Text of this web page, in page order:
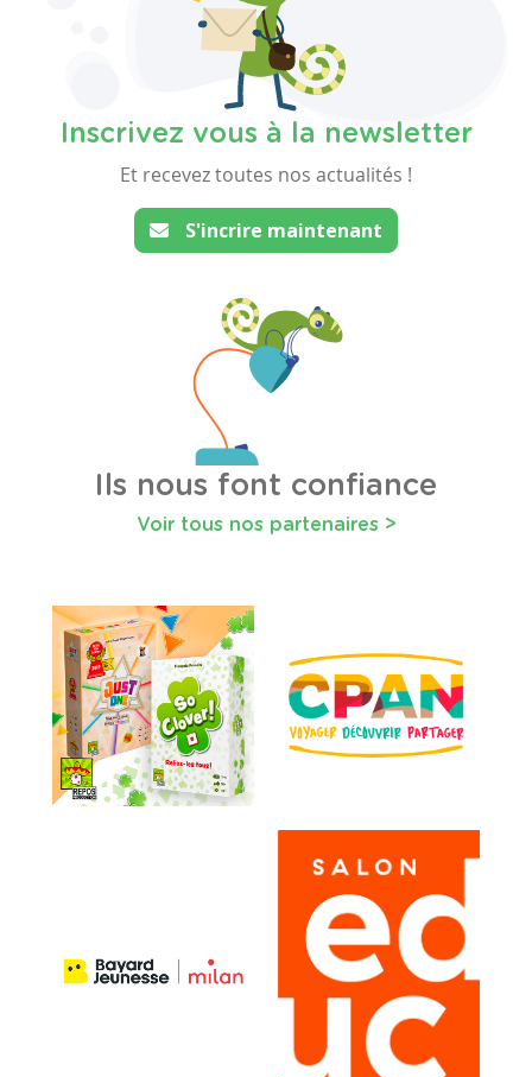
Inscrivez vous à la newsletter
Et recevez toutes nos actualités !
S'incrire maintenant
Ils nous font confiance
Voir tous nos partenaires >